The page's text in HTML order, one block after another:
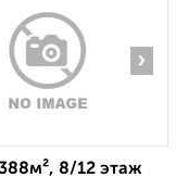
›
8/12 этаж